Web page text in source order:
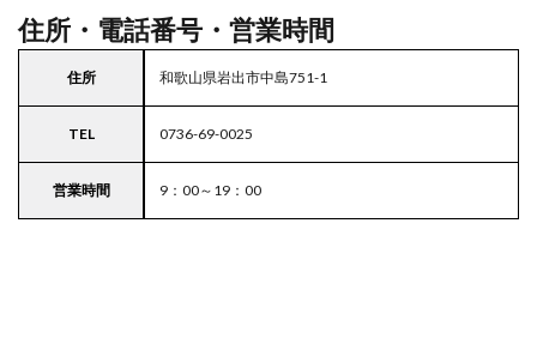
住所・電話番号・営業時間
住所 和歌山県岩出市中島751-1
TEL 0736-69-0025
営業時間 9：00～19：00